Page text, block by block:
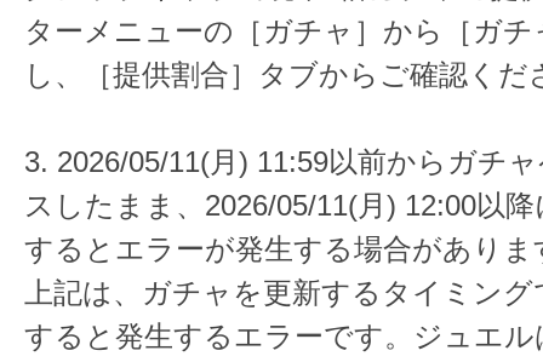
ターメニューの［ガチャ］から［ガチ
し、［提供割合］タブからご確認くだ
3. 2026/05/11(月) 11:59以前からガチ
スしたまま、2026/05/11(月) 12:00以
するとエラーが発生する場合がありま
上記は、ガチャを更新するタイミン
すると発生するエラーです。ジュエ